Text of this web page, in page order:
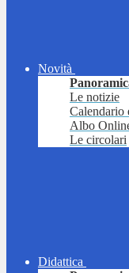
Novità
Le notizie
Calendario
Albo
Le circolari
Didattica